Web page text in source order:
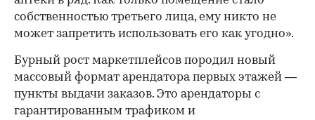
собственностью третьего лица, ему никто не
может запретить использовать его как угодно».
Бурный рост маркетплейсов породил новый
массовый формат арендатора первых этажей —
пункты выдачи заказов. Это арендаторы с
гарантированным трафиком и